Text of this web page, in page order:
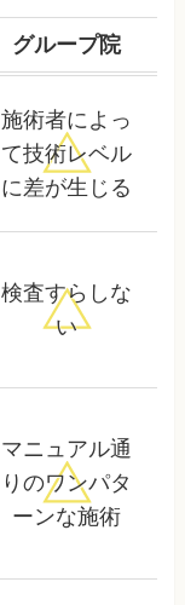
グループ院
施術者によっ
て技術レベル
に差が生じる
検査すらしな
い
マニュアル通
りのワンパタ
ーンな施術